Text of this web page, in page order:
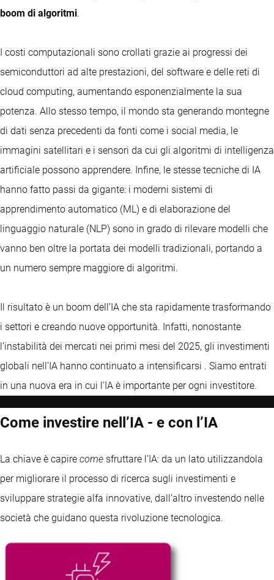
boom di algoritmi.
I costi computazionali sono crollati grazie ai progressi dei
semiconduttori ad alte prestazioni, del software e delle reti di
cloud computing, aumentando esponenzialmente la sua
potenza. Allo stesso tempo, il mondo sta generando montegne
di dati senza precedenti da fonti come i social media, le
immagini satellitari e i sensori da cui gli algoritmi di intelligenza
artificiale possono apprendere. Infine, le stesse tecniche di IA
hanno fatto passi da gigante: i moderni sistemi di
apprendimento automatico (ML) e di elaborazione del
linguaggio naturale (NLP) sono in grado di rilevare modelli che
vanno ben oltre la portata dei modelli tradizionali, portando a
un numero sempre maggiore di algoritmi.
Il risultato è un boom dell’IA che sta rapidamente trasformando
i settori e creando nuove opportunità. Infatti, nonostante
l’instabilità dei mercati nei primi mesi del 2025, gli investimenti
globali nell’IA hanno continuato a intensificarsi . Siamo entrati
in una nuova era in cui l’IA è importante per ogni investitore.
Come investire nell’IA - e con l’IA
La chiave è capire come sfruttare l’IA: da un lato utilizzandola
per migliorare il processo di ricerca sugli investimenti e
sviluppare strategie alfa innovative, dall’altro investendo nelle
società che guidano questa rivoluzione tecnologica.